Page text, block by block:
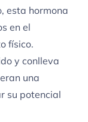
esta hormona
en el
físico.
y conlleva
una
su potencial